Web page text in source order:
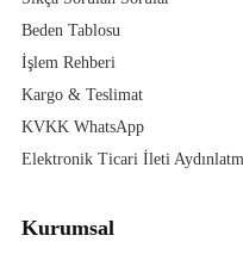
Beden Tablosu
İşlem Rehberi
Kargo & Teslimat
KVKK WhatsApp
Elektronik Ticari İleti
Kurumsal